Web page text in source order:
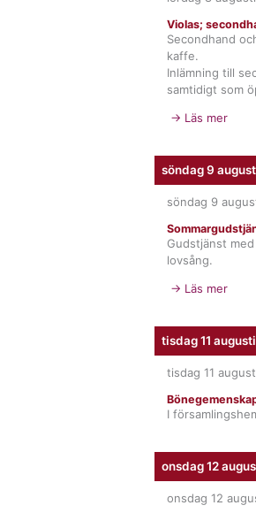
Violas;
Secondhand
kaffe.
Inlämning till
samtidigt som
→ Läs mer
söndag 9
söndag 9
Gudstjänst
lovsång.
→ Läs mer
tisdag 11 augusti
tisdag 11
I
onsdag 12
onsdag 12